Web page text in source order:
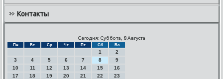
Контакты
Сегодня: Суббота, 8 Августа
Пн Вт Ср Чт Пт Сб Вс
1
2
3
4 5 6 7 8
9
10
11 12 13 14 15
16
17
18 19 20 21 22
23